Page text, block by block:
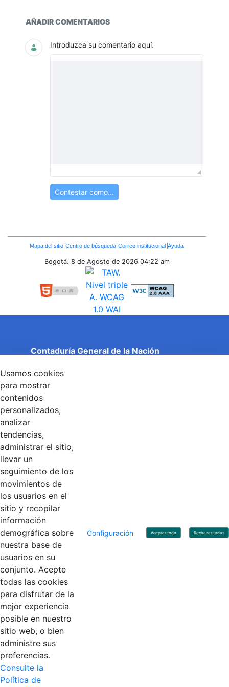
Documentos y multimedia
AÑADIR COMENTARIOS
Introduzca su comentario aquí.
Contestar como...
Enlaces
Inferiores
Mapa del sitio Centro de búsqueda Correo institucional Ayuda
Bogotá. 8 de Agosto de 2026 04:22 am
Contaduría General de la Nación
Entidad adscrita al Ministerio de Hacienda y Crédito
Público
Torre 1 (Aire) - Piso 15, Bogotá D.C., Colombia
Código Postal: 111071
Linkedin
Contacto
Línea de servicio al ciudadano: +57(601) 492 64 00
Correo Institucional:
Correo de notificaciones judiciales:
notificacionjudicial@contaduria.gov.co
Correo de Asuntos disciplinarios:
asuntosdisciplinarios@contaduria.gov.co
Línea Anticorrupción: +57(601) 492 64 00 Ext. 4
Política de privacidad y protección de datos personales
Política de derechos de autor
Términos y condiciones de uso
© Copyright 2026 - Todos los derechos reservados
Gobierno de Colombia
Usamos cookies
para mostrar
contenidos
personalizados,
analizar
tendencias,
administrar el sitio,
llevar un
seguimiento de los
movimientos de
los usuarios en el
sitio y recopilar
información
demográfica sobre
nuestra base de
usuarios en su
conjunto. Acepte
todas las cookies
para disfrutar de la
mejor experiencia
posible en nuestro
sitio web, o bien
administre sus
preferencias.
Consulte la
Política de
Configuración Aceptar todo Rechazar todas